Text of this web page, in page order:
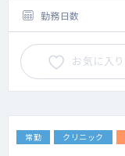
勤務日数
お気に入り
常勤 クリニック